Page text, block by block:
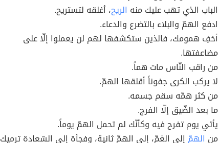
الباب الذي تهب عليك منه الريح، أغلقه لتستريح.
ادفع الهمّ والبلاء بالتضرع والدعاء.
أخفِ همومك، فالذين ستكشفها لهم لن يعملوا إلّا على
مضاعفتها.
من راقب النّاس مات هماً.
لا يركب الكرى جفوناً أقلقها الهمّ.
من كثر همّه سقم جسمه.
ما بعد الضّيق إلّا الفرج.
يأتي يوم تفرح فيه وكأنّك لم تحمل الهمّ يوماً.
من الهمّ إلى الغمّ، إلى الهمّ ثانية، وفجأة إلى السّعادة ترميك